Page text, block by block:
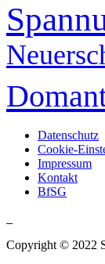
Datenschutz
Cookie-
Impressum
Kontakt
BfSG
Copyright © 2022